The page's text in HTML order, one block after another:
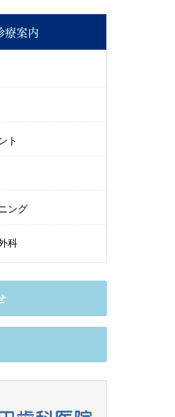
療案内
ト
ング
科